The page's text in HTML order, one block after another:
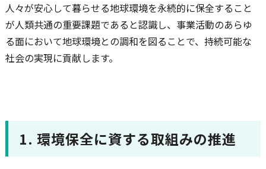
人々が安心して暮らせる地球環境を永続的に保全すること
が人類共通の重要課題であると認識し、事業活動のあらゆ
る面において地球環境との調和を図ることで、持続可能な
社会の実現に貢献します。
1. 環境保全に資する取組みの推進